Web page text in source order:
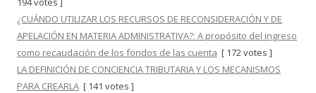
¿CUÁNDO UTILIZAR LOS RECURSOS DE RECONSIDERACIÓN Y DE
APELACIÓN EN MATERIA ADMINISTRATIVA?: A propósito del ingreso
como recaudación de los fondos de las cuenta [ 172 votes ]
LA DEFINICIÓN DE CONCIENCIA TRIBUTARIA Y LOS MECANISMOS
PARA CREARLA [ 141 votes ]